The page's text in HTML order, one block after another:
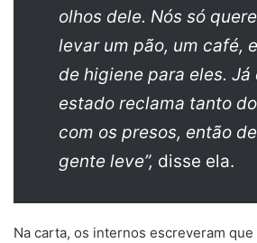
olhos dele. Nós só
levar um pão, um café,
de higiene para eles. Já
estado reclama tanto
com os presos, então
gente leve”, disse ela.
Na carta, os internos escreveram